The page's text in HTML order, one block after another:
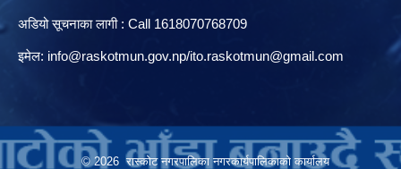
अडियो सूचनाका लागी : Call 1618070768709
इमेल: info@raskotmun.gov.np/ito.raskotmun@gmail.com
© 2026 रास्कोट नगरपालिका नगरकार्यपालिकाको कार्यालय